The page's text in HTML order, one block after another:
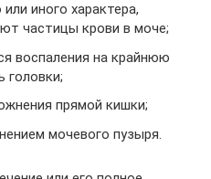
иного характера,
частицы крови в моче;
воспаления на крайнюю
головки;
прямой кишки;
мочевого пузыря.